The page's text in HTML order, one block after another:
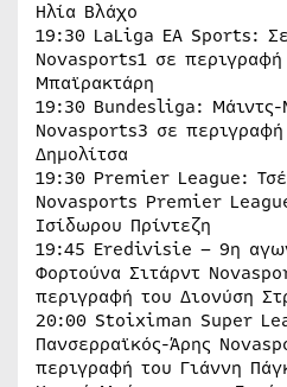
Ηλία Βλάχο
19:30 LaLiga EA Sports:
Novasports1 σε περιγραφή
Μπαϊρακτάρη
19:30 Bundesliga:
Novasports3 σε
Δημολίτσα
19:30 Premier League:
Novasports Premier
Ισίδωρου Πρίντεζη
19:45 Eredivisie – 9η
Φορτούνα Σιτάρντ
περιγραφή του Διονύση
20:00 Stoiximan Super
Πανσερραϊκός-Άρης
περιγραφή του Γιάννη